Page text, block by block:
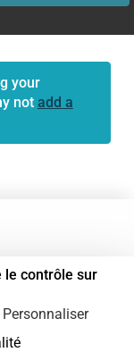
your
not add a
le contrôle sur
Personnaliser